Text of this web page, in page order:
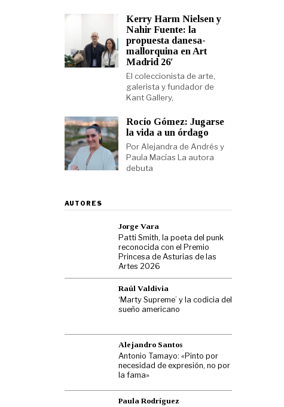
Kerry Harm Nielsen y
Nahir Fuente: la
propuesta danesa-
mallorquina en Art
Madrid 26′
El coleccionista de arte,
galerista y fundador de
Kant Gallery,
Rocío Gómez: Jugarse
la vida a un órdago
Por Alejandra de Andrés y
Paula Macías La autora
debuta
AUTORES
Jorge Vara
Patti Smith, la poeta del punk
reconocida con el Premio
Princesa de Asturias de las
Artes 2026
Raúl Valdivia
‘Marty Supreme’ y la codicia del
sueño americano
Alejandro Santos
Antonio Tamayo: «Pinto por
necesidad de expresión, no por
la fama»
Paula Rodríguez